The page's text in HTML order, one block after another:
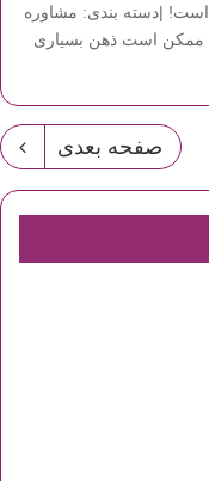
است! |دسته بندی: مشاوره
دقیقه سوالی که ممکن است ذهن بسیاری
صفحه بعدی